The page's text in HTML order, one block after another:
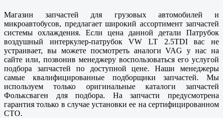
Магазин запчастей для грузовых автомобилей и
микроавтобусов, предлагает широкий ассортимент запчастей
системы охлаждения. Если цена данной детали Патрубок
воздушный интеркулер-патрубок VW LT 2.5TDI вас не
устраивает, вы можете посмотреть аналоги VAG у нас на
сайте или, позвонив менеджеру воспользоваться его услугой
подбора запчастей по доступной цене. Наши менеджеры
самые квалифицированные подборщики запчастей. Мы
используем только оригинальные каталоги запчастей
Фольксваген для подбора. На запчасти предусмотрена
гарантия только в случае установки ее на сертифицированном
СТО.